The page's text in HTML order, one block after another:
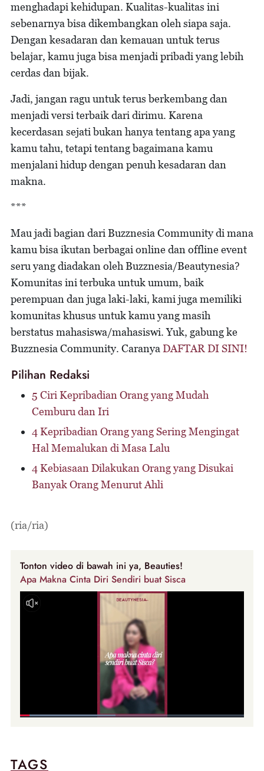
menghadapi kehidupan. Kualitas-kualitas ini
sebenarnya bisa dikembangkan oleh siapa saja.
Dengan kesadaran dan kemauan untuk terus
belajar, kamu juga bisa menjadi pribadi yang lebih
cerdas dan bijak.
Jadi, jangan ragu untuk terus berkembang dan
menjadi versi terbaik dari dirimu. Karena
kecerdasan sejati bukan hanya tentang apa yang
kamu tahu, tetapi tentang bagaimana kamu
menjalani hidup dengan penuh kesadaran dan
makna.
***
Mau jadi bagian dari Buzznesia Community di mana
kamu bisa ikutan berbagai online dan offline event
seru yang diadakan oleh Buzznesia/Beautynesia?
Komunitas ini terbuka untuk umum, baik
perempuan dan juga laki-laki, kami juga memiliki
komunitas khusus untuk kamu yang masih
berstatus mahasiswa/mahasiswi. Yuk, gabung ke
Buzznesia Community. CaranyaDAFTAR DI SINI!
Pilihan Redaksi
5 Ciri Kepribadian Orang yang Mudah
Cemburu dan Iri
4 Kepribadian Orang yang Sering Mengingat
Hal Memalukan di Masa Lalu
4 Kebiasaan Dilakukan Orang yang Disukai
Banyak Orang Menurut Ahli
(ria/ria)
Tonton video di bawah ini ya, Beauties!
Apa Makna Cinta Diri Sendiri buat Sisca
TAGS